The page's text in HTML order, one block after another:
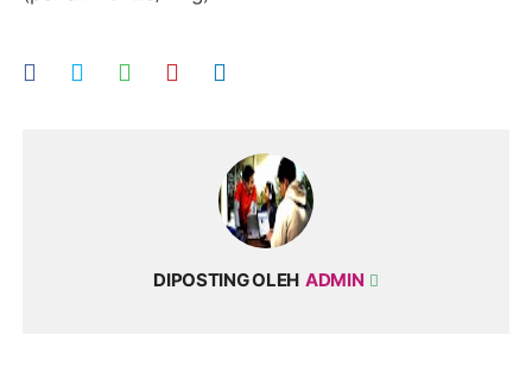
DIPOSTING OLEH ADMIN